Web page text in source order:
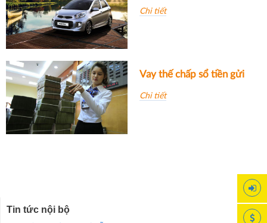
Liên
hệ
Chi tiết
Vay thế chấp sổ tiền gửi
Chi tiết
Tin tức nội bộ